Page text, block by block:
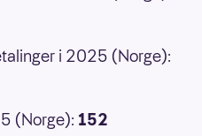
i 2025 (Norge):
(Norge): 152